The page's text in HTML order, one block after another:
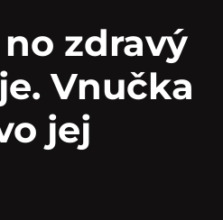
zdravý
Vnučka
jej